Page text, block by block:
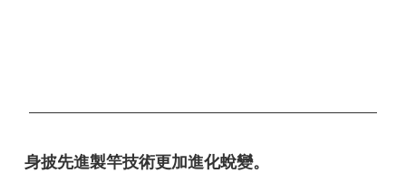
身披先進製竿技術更加進化蛻變。